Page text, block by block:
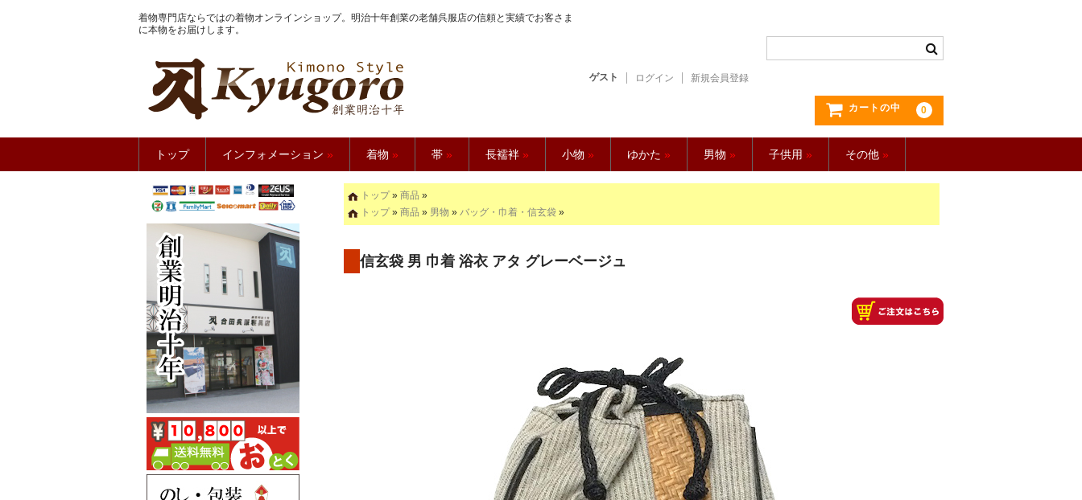
着物専門店ならではの着物オンラインショップ。明治十年創業の老舗呉服店の信頼と実績でお客さま
に本物をお届けします。
きもの館【久五郎】
ゲスト ログイン 新規会員登録
カートの中 0
トップ インフォメーション » 着物 » 帯 » 長襦袢 » 小物 » ゆかた » 男物 » 子供用 » その他 »
トップ» 商品 »
トップ» 商品 » 男物 » バッグ・巾着・信玄袋 »
信玄袋 男 巾着 浴衣 アタ グレーベージュ